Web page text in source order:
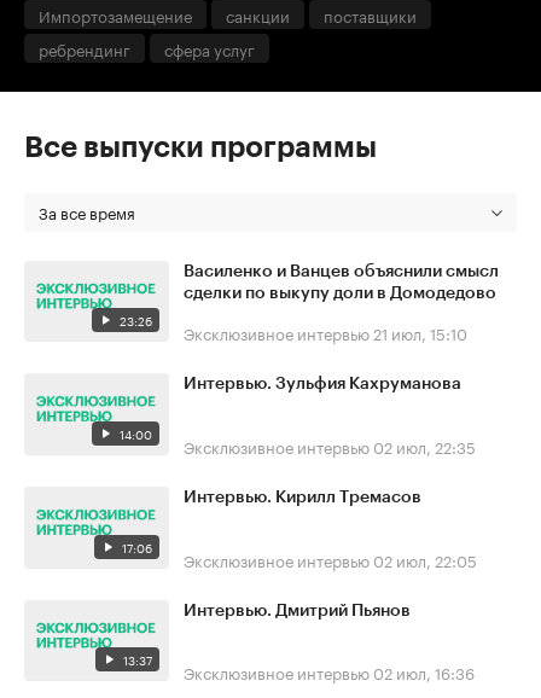
Импортозамещение
санкции
поставщики
ребрендинг
сфера услуг
Все выпуски программы
За все время
23:26
Василенко и Ванцев объяснили смысл
сделки по выкупу доли в Домодедово
Эксклюзивное интервью 21 июл, 15:10
14:00
Интервью. Зульфия Кахруманова
Эксклюзивное интервью 02 июл, 22:35
17:06
Интервью. Кирилл Тремасов
Эксклюзивное интервью 02 июл, 22:05
13:37
Интервью. Дмитрий Пьянов
Эксклюзивное интервью 02 июл, 16:36